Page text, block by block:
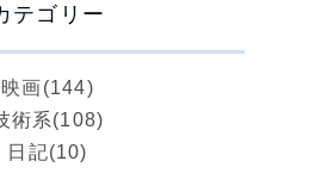
テゴリー
映画(144)
術系(108)
日記(10)